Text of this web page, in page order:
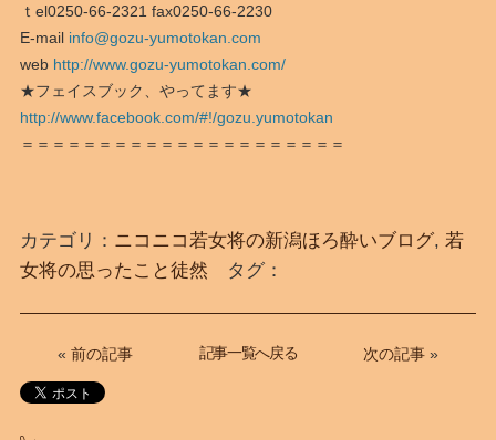
ｔel0250-66-2321 fax0250-66-2230
E-mail info@gozu-yumotokan.com
web http://www.gozu-yumotokan.com/
★フェイスブック、やってます★
http://www.facebook.com/#!/gozu.yumotokan
＝＝＝＝＝＝＝＝＝＝＝＝＝＝＝＝＝＝＝＝＝
カテゴリ： ニコニコ若女将の新潟ほろ酔いブログ, 若
女将の思ったこと徒然 タグ：
« 前の記事 次の記事 »
記事一覧へ戻る